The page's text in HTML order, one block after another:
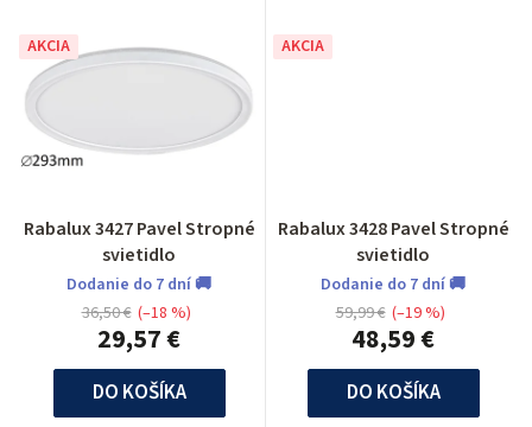
AKCIA
Rabalux 3427 Pavel Stropné
svietidlo
Dodanie do 7 dní 🚚
29,57 €
36,50 € (–18 %)
DO KOŠÍKA
AKCIA
Rabalux 3428 Pavel Stropné
svietidlo
Dodanie do 7 dní 🚚
48,59 €
59,99 € (–19 %)
DO KOŠÍKA